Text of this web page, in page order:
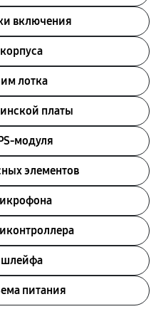
включения
лотка
платы
модуля
элементов
шлейфа
питания